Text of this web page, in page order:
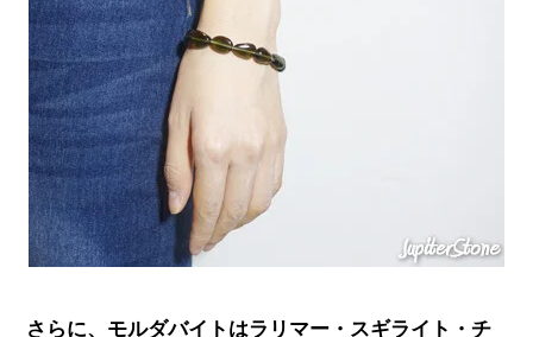
さらに、モルダバイトはラリマー・スギライト・チ